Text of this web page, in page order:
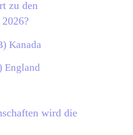
zu den
Kanada
England
wird die